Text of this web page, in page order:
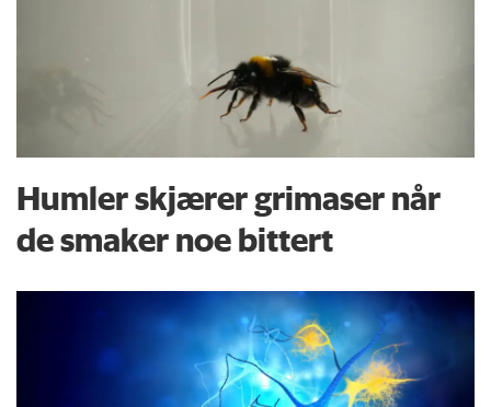
Humler skjærer grimaser når
de smaker noe bittert